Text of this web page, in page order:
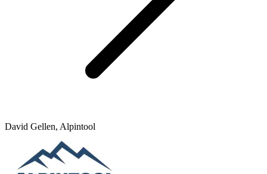
David Gellen, Alpintool